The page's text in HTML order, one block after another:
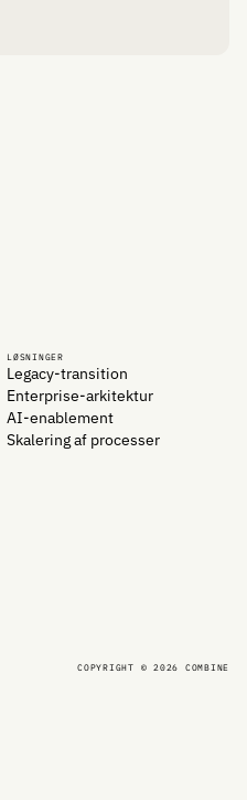
LØSNINGER
Legacy-transition
Enterprise-arkitektur
AI-enablement
Skalering af processer
COPYRIGHT © 2026 COMBINE